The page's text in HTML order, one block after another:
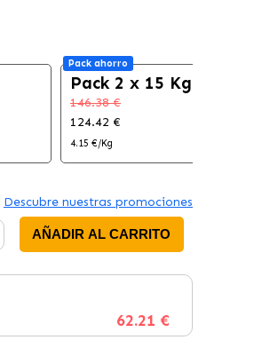
Pack ahorro
Pack 2 x 15 Kg
146.38 €
124.42 €
4.15 €/Kg
Descubre nuestras promociones
AÑADIR AL CARRITO
62.21 €